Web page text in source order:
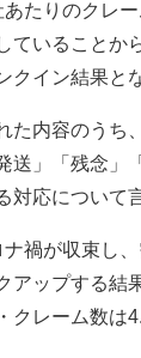
たりのクレ
ていることか
クイン結果と
内容のうち
送」「残念
対応について
禍が収束し、
アップする結
クレーム数は